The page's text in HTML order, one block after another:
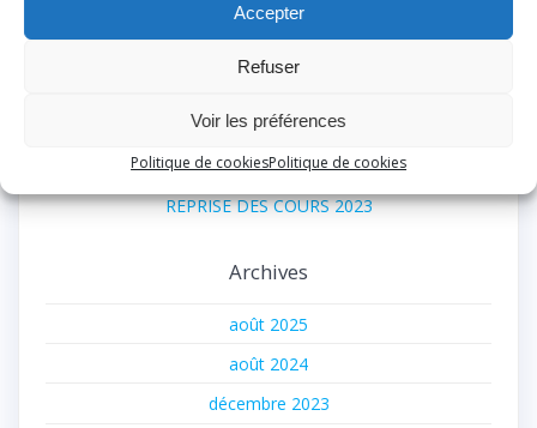
Accepter
Refuser
Voir les préférences
Politique de cookiesPolitique de cookies
Tournefeuille.
FORUM SAMEDI 7 SEPTEMBRE 2024 POUR
STAGE TECHNIQUE « LUSTRE EN PORCELAINE »
LES INSCRIPTIONS POUR 2023
REPRISE DES COURS 2023
Archives
août 2025
août 2024
décembre 2023